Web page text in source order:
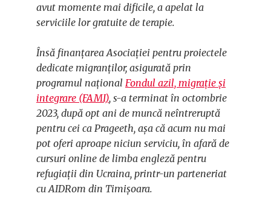
avut momente mai dificile, a apelat la
serviciile lor gratuite de terapie.
Însă finanțarea Asociației pentru proiectele
dedicate migranților, asigurată prin
programul național Fondul azil, migrație și
integrare (FAMI), s-a terminat în octombrie
2023, după opt ani de muncă neîntreruptă
pentru cei ca Prageeth, așa că acum nu mai
pot oferi aproape niciun serviciu, în afară de
cursuri online de limba engleză pentru
refugiații din Ucraina, printr-un parteneriat
cu AIDRom din Timișoara.